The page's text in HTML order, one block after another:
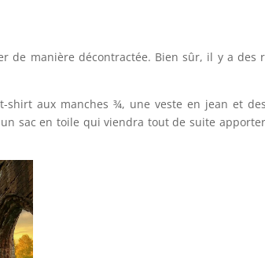
de manière décontractée. Bien sûr, il y a des
shirt aux manches ¾, une veste en jean et
sac en toile qui viendra tout de suite